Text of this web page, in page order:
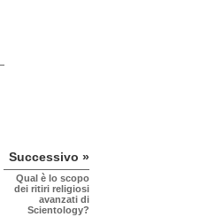
Successivo »
Qual è lo scopo
dei ritiri religiosi
avanzati di
Scientology?